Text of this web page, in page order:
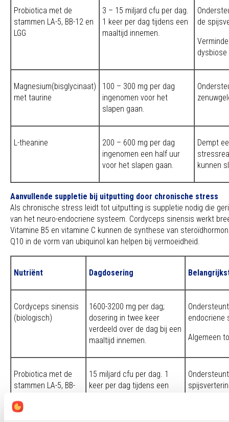
Probiotica met de
stammen LA-5, BB-12 en
LGG
3 – 15 miljard cfu per dag.
1 keer per dag tijdens een
maaltijd innemen.
de
Magnesium(bisglycinaat)
met taurine
100 – 300 mg per dag
ingenomen voor het
slapen gaan.
L-theanine
200 – 600 mg per dag
ingenomen een half uur
voor het slapen gaan.
Dempt
kunnen
Aanvullende suppletie bij uitputting door chronische stress
Als chronische stress leidt tot uitputting is suppletie nodig die
van het neuro-endocriene systeem. Cordyceps sinensis werkt
Vitamine B5 en vitamine C kunnen de synthese van
Q10 in de vorm van ubiquinol kan helpen bij vermoeidheid.
Nutriënt Dagdosering
Cordyceps sinensis
(biologisch)
1600-3200 mg per dag;
dosering in twee keer
verdeeld over de dag bij een
maaltijd innemen.
endocriene
Algemeen
Probiotica met de
stammen LA-5, BB-
15 miljard cfu per dag. 1
keer per dag tijdens een